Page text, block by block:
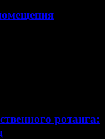
ротанга: